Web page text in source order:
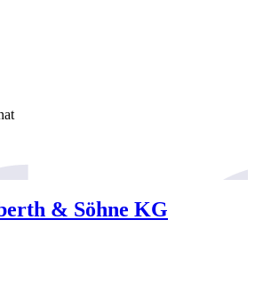
& Söhne KG